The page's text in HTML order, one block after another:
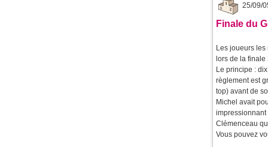
25/09/
Finale du
Les joueurs les
lors de la finale
Le principe :
règlement est
top) avant de
Michel avait
impressionnant
Clémenceau
Vous pouvez